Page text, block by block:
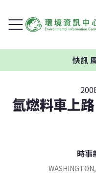
快訊風
氫燃料車上
時事